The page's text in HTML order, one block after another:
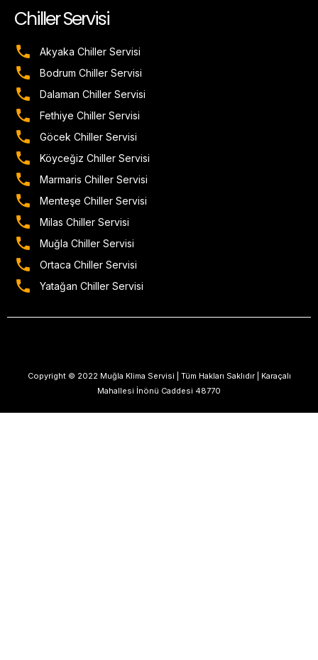
Chiller Servisi
Akyaka Chiller Servisi
Bodrum Chiller Servisi
Dalaman Chiller Servisi
Fethiye Chiller Servisi
Göcek Chiller Servisi
Köyceğiz Chiller Servisi
Marmaris Chiller Servisi
Menteşe Chiller Servisi
Milas Chiller Servisi
Muğla Chiller Servisi
Ortaca Chiller Servisi
Yatağan Chiller Servisi
Copyright © 2022 Muğla Klima Servisi | Tüm Hakları Saklıdır | Karaçalı
Mahallesi İnönü Caddesi 48770